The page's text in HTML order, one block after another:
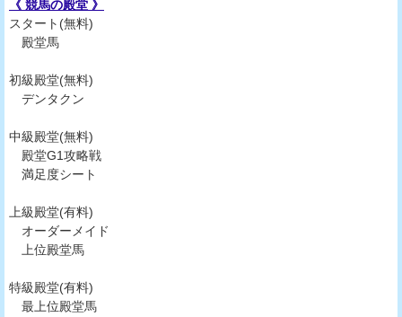
《 競馬の殿堂 》
スタート(無料)
殿堂馬
初級殿堂(無料)
デンタクン
中級殿堂(無料)
殿堂G1攻略戦
満足度シート
上級殿堂(有料)
オーダーメイド
上位殿堂馬
特級殿堂(有料)
最上位殿堂馬